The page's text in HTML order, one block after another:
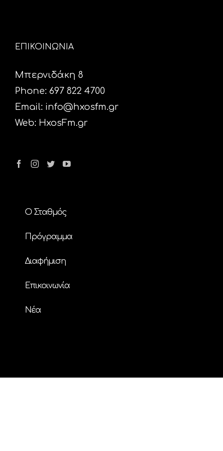
ΕΠΙΚΟΙΝΩΝΙΑ
Μπερνιδάκη 8
Phone: 697 822 4700
Email: info@hxosfm.gr
Web: HxosFm.gr
Ο Σταθμός
Πρόγραμμα
Διαφήμιση
Επικοινωνία
Nέα